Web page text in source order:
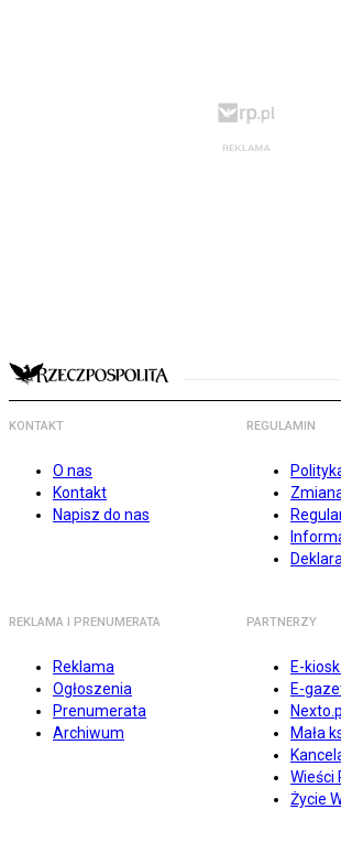
KONTAKT
O nas
Kontakt
Napisz do nas
REGULAMIN
REKLAMA I PRENUMERATA
Reklama
Ogłoszenia
Prenumerata
Archiwum
PARTNERZY
E-
E-
Nexto.pl
Mała
Wieści
Życie